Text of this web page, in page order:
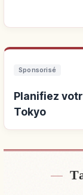
Sponsorisé
Planifiez
Tokyo